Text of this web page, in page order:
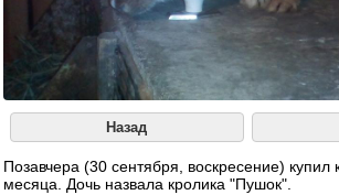
Назад
Позавчера (30 сентября, воскресение) купил
месяца. Дочь назвала кролика "Пушок".